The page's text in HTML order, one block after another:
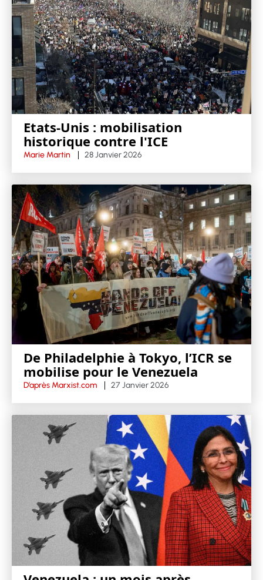
Etats-Unis : mobilisation
historique contre l'ICE
Marie Martin 28 Janvier 2026
De Philadelphie à Tokyo, l’ICR se
mobilise pour le Venezuela
D’après Marxist.com 27 Janvier 2026